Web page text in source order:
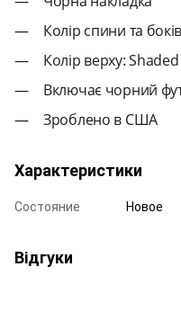
Колір спини та
Колір верху:
Включає чорний
Зроблено в США
Характеристики
Состояние Новое
Відгуки